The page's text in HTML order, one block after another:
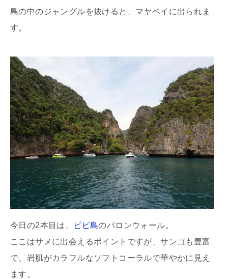
島の中のジャングルを抜けると、マヤベイに出られま
す。
今日の2本目は、 ピピ島のパロンウォール。
ここはサメに出会えるポイントですが、サンゴも豊富
で、岩肌がカラフルなソフトコーラルで華やかに見え
ます。